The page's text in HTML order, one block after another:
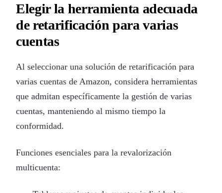
Elegir la herramienta adecuada
de retarificación para varias
cuentas
Al seleccionar una solución de retarificación para
varias cuentas de Amazon, considera herramientas
que admitan específicamente la gestión de varias
cuentas, manteniendo al mismo tiempo la
conformidad.
Funciones esenciales para la revalorización
multicuenta: